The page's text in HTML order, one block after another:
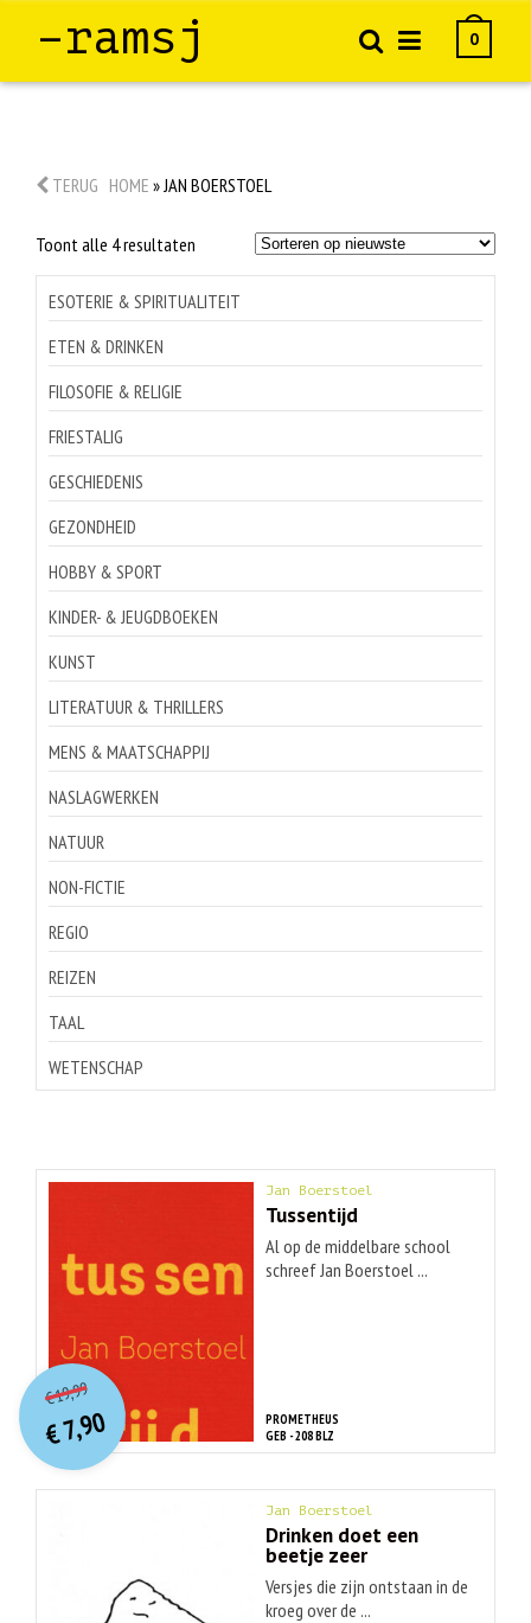
–ramsj 0
TERUG HOME »JAN BOERSTOEL
Toont alle 4 resultaten Gesorteerd
nieuwste
ESOTERIE & SPIRITUALITEIT
ETEN & DRINKEN
FILOSOFIE & RELIGIE
FRIESTALIG
GESCHIEDENIS
GEZONDHEID
HOBBY & SPORT
KINDER- & JEUGDBOEKEN
KUNST
LITERATUUR & THRILLERS
MENS & MAATSCHAPPIJ
NASLAGWERKEN
NATUUR
NON-FICTIE
REGIO
REIZEN
TAAL
WETENSCHAP
Jan Boerstoel
Tussentijd
Al op de middelbare school
schreef Jan Boerstoel ...
PROMETHEUS
GEB - 208 BLZ
€19,99O
orspr
onkelijke
prijs
was:
€ 19,99.
€7,90
Huidige
prijs
is:
€ 7,90.
Jan Boerstoel
Drinken doet een
beetje zeer
Versjes die zijn ontstaan in de
kroeg over de ...